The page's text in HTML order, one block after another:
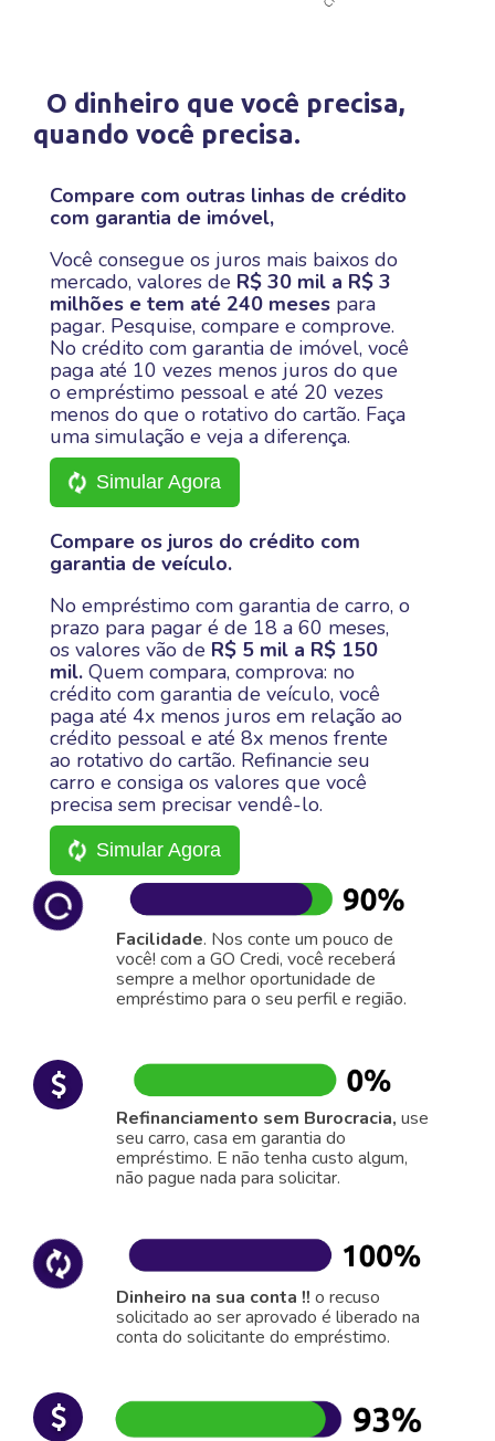
O dinheiro que você precisa,
quando você precisa.
Compare com outras linhas de crédito
com garantia de imóvel,
Você consegue os juros mais baixos do
mercado, valores de R$ 30 mil a R$ 3
milhões e tem até 240 meses para
pagar. Pesquise, compare e comprove.
No crédito com garantia de imóvel, você
paga até 10 vezes menos juros do que
o empréstimo pessoal e até 20 vezes
menos do que o rotativo do cartão. Faça
uma simulação e veja a diferença.
Simular Agora
Compare os juros do crédito com
garantia de veículo.
No empréstimo com garantia de carro, o
prazo para pagar é de 18 a 60 meses,
os valores vão de R$ 5 mil a R$ 150
mil. Quem compara, comprova: no
crédito com garantia de veículo, você
paga até 4x menos juros em relação ao
crédito pessoal e até 8x menos frente
ao rotativo do cartão. Refinancie seu
carro e consiga os valores que você
precisa sem precisar vendê-lo.
Simular Agora
Facilidade. Nos conte um pouco de
você! com a GO Credi, você receberá
sempre a melhor oportunidade de
empréstimo para o seu perfil e região.
Refinanciamento sem Burocracia, use
seu carro, casa em garantia do
empréstimo. E não tenha custo algum,
não pague nada para solicitar.
Dinheiro na sua conta !! o recuso
solicitado ao ser aprovado é liberado na
conta do solicitante do empréstimo.